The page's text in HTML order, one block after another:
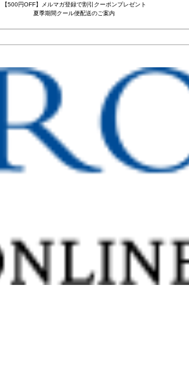
【500円OFF】メルマガ登録で割引クーポンプレゼント
夏季期間クール便配送のご案内